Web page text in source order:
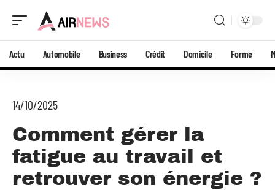
Actu Automobile Business Crédit Domicile Forme
14/10/2025
Comment gérer la
fatigue au travail et
retrouver son énergie ?